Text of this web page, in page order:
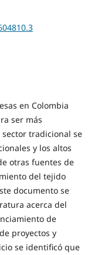
en Colombia
ser más
sector tradicional se
y los altos
otras fuentes de
del tejido
documento se
acerca del
de
proyectos y
se identificó que